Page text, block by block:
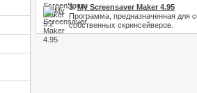
3. My Screensaver Maker 4.95
Программа, предназначенная для
собственных скринсейверов.